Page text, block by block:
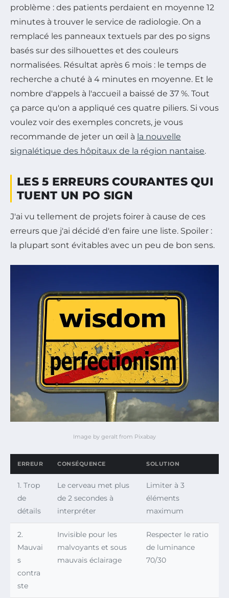
problème : des patients perdaient en moyenne 12
minutes à trouver le service de radiologie. On a
remplacé les panneaux textuels par des po signs
basés sur des silhouettes et des couleurs
normalisées. Résultat après 6 mois : le temps de
recherche a chuté à 4 minutes en moyenne. Et le
nombre d'appels à l'accueil a baissé de 37 %. Tout
ça parce qu'on a appliqué ces quatre piliers. Si vous
voulez voir des exemples concrets, je vous
recommande de jeter un œil à la nouvelle
signalétique des hôpitaux de la région nantaise.
LES 5 ERREURS COURANTES QUI
TUENT UN PO SIGN
J'ai vu tellement de projets foirer à cause de ces
erreurs que j'ai décidé d'en faire une liste. Spoiler :
la plupart sont évitables avec un peu de bon sens.
Image by geralt from Pixabay
ERREUR CONSÉQUENCE SOLUTION
1. Trop
de
détails
Le cerveau met plus
de 2 secondes à
interpréter
Limiter à 3
éléments
maximum
2.
Mauvai
s
contra
ste
Invisible pour les
malvoyants et sous
mauvais éclairage
Respecter le ratio
de luminance
70/30